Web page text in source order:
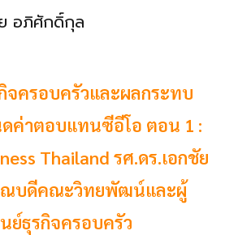
อภิศักดิ์กุล
จครอบครัวและผลกระทบ
ค่าตอบแทนซีอีโอ ตอน 1 :
Thailand รศ.ดร.เอกชัย
ณบดีคณะวิทยพัฒน์และผู้
ย์ธุรกิจครอบครัว